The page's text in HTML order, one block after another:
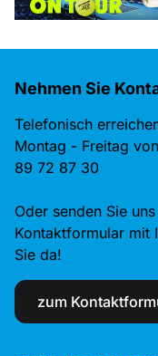
Nehmen Sie
Telefonisch
Montag - Freitag
89 72 87 30
Oder senden Sie
Kontaktformular mit
Sie da!
zum